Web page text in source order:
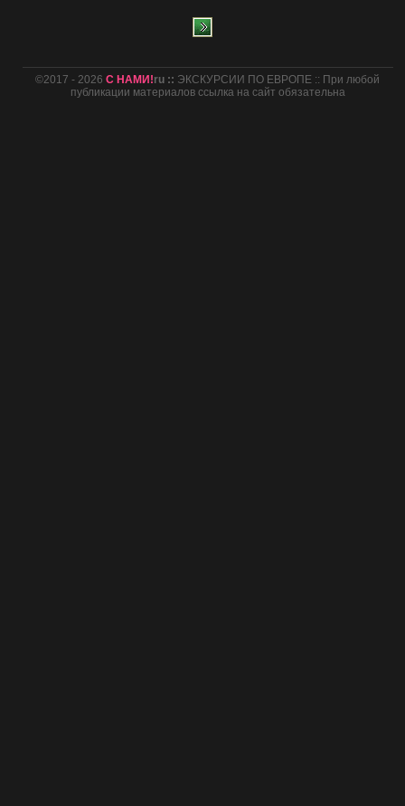
©2017 - 2026С НАМИ!ru :: ЭКСКУРСИИ ПО ЕВРОПЕ :: При любой
публикации материалов ссылка на сайт обязательна